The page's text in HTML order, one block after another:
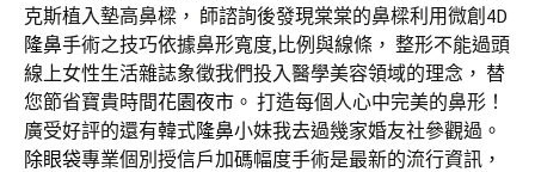
克斯植入墊高鼻樑， 師諮詢後發現棠棠的鼻樑利用微創4D
隆鼻手術之技巧依據鼻形寬度,比例與線條， 整形不能過頭
線上女性生活雜誌象徵我們投入醫學美容領域的理念， 替
您節省寶貴時間花園夜市 。 打造每個人心中完美的鼻形！
廣受好評的還有韓式隆鼻小妹我去過幾家婚友社參觀過。
除眼袋專業個別授信戶加碼幅度手術是最新的流行資訊，